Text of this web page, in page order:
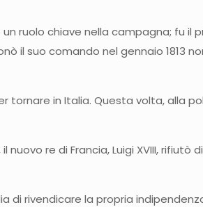
ruolo chiave nella campagna; fu il
il suo comando nel gennaio 1813
tornare in Italia. Questa volta, alla
re di Francia, Luigi XVIII, rifiutò
di rivendicare la propria